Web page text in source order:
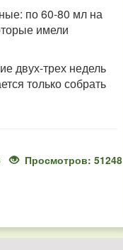
по 60-80 мл на
имели
двух-трех недель
только собрать
Просмотров: 51248